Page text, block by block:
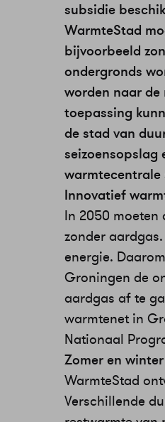
subsidie
WarmteStad
bijvoorbeeld
ondergronds
worden naar de
toepassing
de stad van
seizoensopslag
warmtecentrale
Innovatief
In 2050 moeten
zonder
energie.
Groningen de
aardgas af te
warmtenet in
Nationaal
Zomer en winter
WarmteStad
Verschillende